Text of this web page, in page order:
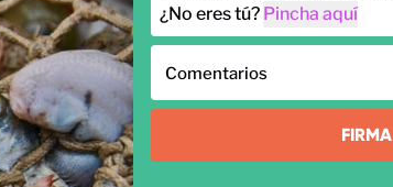
¿No eres tú? Pincha aquí
Comentarios
FIRMA